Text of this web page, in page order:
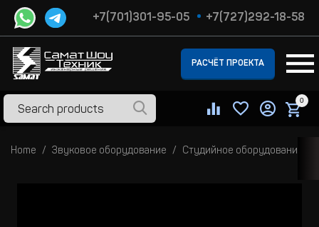
+7(701)301-95-05 +7(727)292-18-58
РАСЧЁТ ПРОЕКТА
0
Home Звуковое оборудование Студийное оборудование